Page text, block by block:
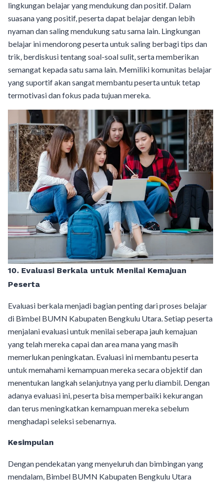
lingkungan belajar yang mendukung dan positif. Dalam
suasana yang positif, peserta dapat belajar dengan lebih
nyaman dan saling mendukung satu sama lain. Lingkungan
belajar ini mendorong peserta untuk saling berbagi tips dan
trik, berdiskusi tentang soal-soal sulit, serta memberikan
semangat kepada satu sama lain. Memiliki komunitas belajar
yang suportif akan sangat membantu peserta untuk tetap
termotivasi dan fokus pada tujuan mereka.
10. Evaluasi Berkala untuk Menilai Kemajuan
Peserta
Evaluasi berkala menjadi bagian penting dari proses belajar
di Bimbel BUMN Kabupaten Bengkulu Utara. Setiap peserta
menjalani evaluasi untuk menilai seberapa jauh kemajuan
yang telah mereka capai dan area mana yang masih
memerlukan peningkatan. Evaluasi ini membantu peserta
untuk memahami kemampuan mereka secara objektif dan
menentukan langkah selanjutnya yang perlu diambil. Dengan
adanya evaluasi ini, peserta bisa memperbaiki kekurangan
dan terus meningkatkan kemampuan mereka sebelum
menghadapi seleksi sebenarnya.
Kesimpulan
Dengan pendekatan yang menyeluruh dan bimbingan yang
mendalam, Bimbel BUMN Kabupaten Bengkulu Utara